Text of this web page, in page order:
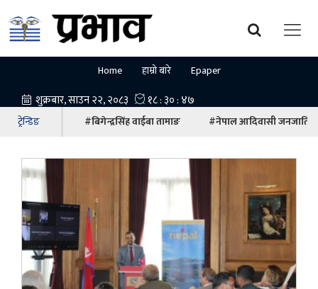
Home हाम्रो बारे Epaper
ट्रेन्डिङ #बिगेन्द्रसिंह वाईबा तामाङ #नेपाल आदिवासी जनजाति